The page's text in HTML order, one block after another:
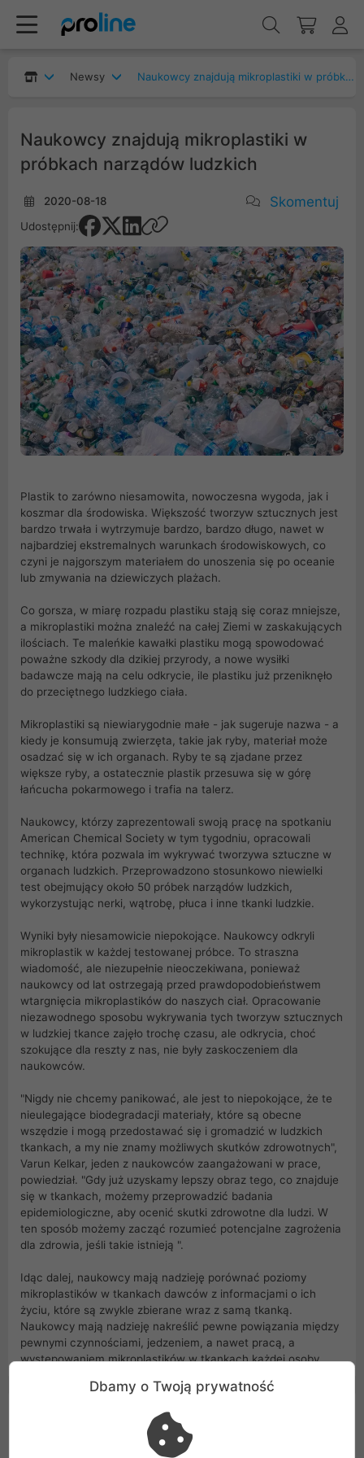
Newsy Naukowcy znajdują mikroplastiki w próbkach narządów ludzkich
Naukowcy znajdują mikroplastiki w
próbkach narządów ludzkich
2020-08-18 Skomentuj
Udostępnij:
Plastik to zarówno niesamowita, nowoczesna wygoda, jak i
koszmar dla środowiska. Większość tworzyw sztucznych jest
bardzo trwała i wytrzymuje bardzo, bardzo długo, nawet w
najbardziej ekstremalnych warunkach środowiskowych, co
czyni je najgorszym materiałem do unoszenia się po oceanie
lub zmywania na dziewiczych plażach.
Co gorsza, w miarę rozpadu plastiku stają się coraz mniejsze,
a mikroplastiki można znaleźć na całej Ziemi w zaskakujących
ilościach. Te maleńkie kawałki plastiku mogą spowodować
poważne szkody dla dzikiej przyrody, a nowe wysiłki
badawcze mają na celu odkrycie, ile plastiku już przeniknęło
do przeciętnego ludzkiego ciała.
Mikroplastiki są niewiarygodnie małe - jak sugeruje nazwa - a
kiedy je konsumują zwierzęta, takie jak ryby, materiał może
osadzać się w ich organach. Ryby te są zjadane przez
większe ryby, a ostatecznie plastik przesuwa się w górę
łańcucha pokarmowego i trafia na talerz.
Naukowcy, którzy zaprezentowali swoją pracę na spotkaniu
American Chemical Society w tym tygodniu, opracowali
technikę, która pozwala im wykrywać tworzywa sztuczne w
organach ludzkich. Przeprowadzono stosunkowo niewielki
test obejmujący około 50 próbek narządów ludzkich,
wykorzystując nerki, wątrobę, płuca i inne tkanki ludzkie.
Wyniki były niesamowicie niepokojące. Naukowcy odkryli
mikroplastik w każdej testowanej próbce. To straszna
wiadomość, ale niezupełnie nieoczekiwana, ponieważ
naukowcy od lat ostrzegają przed prawdopodobieństwem
wtargnięcia mikroplastików do naszych ciał. Opracowanie
niezawodnego sposobu wykrywania tych tworzyw sztucznych
w ludzkiej tkance zajęło trochę czasu, ale odkrycia, choć
szokujące dla reszty z nas, nie były zaskoczeniem dla
naukowców.
"Nigdy nie chcemy panikować, ale jest to niepokojące, że te
nieulegające biodegradacji materiały, które są obecne
wszędzie i mogą przedostawać się i gromadzić w ludzkich
tkankach, a my nie znamy możliwych skutków zdrowotnych",
Varun Kelkar, jeden z naukowców zaangażowani w prace,
powiedział. "Gdy już uzyskamy lepszy obraz tego, co znajduje
się w tkankach, możemy przeprowadzić badania
epidemiologiczne, aby ocenić skutki zdrowotne dla ludzi. W
ten sposób możemy zacząć rozumieć potencjalne zagrożenia
dla zdrowia, jeśli takie istnieją ".
Idąc dalej, naukowcy mają nadzieję porównać poziomy
mikroplastików w tkankach dawców z informacjami o ich
życiu, które są zwykle zbierane wraz z samą tkanką.
Naukowcy mają nadzieję nakreślić pewne powiązania między
pewnymi czynnościami, jedzeniem, a nawet pracą, a
występowaniem mikroplastików w tkankach każdej osoby.
(2)
Dbamy o Twoją prywatność